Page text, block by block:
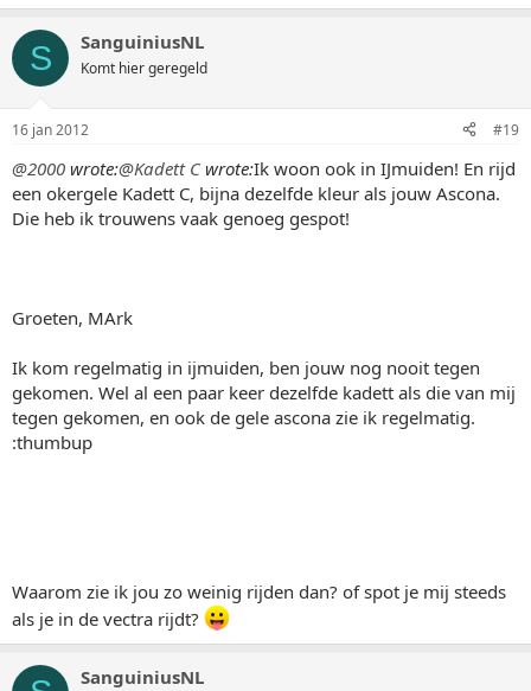
S SanguiniusNL
Komt hier geregeld
16 jan 2012 #19
@2000 wrote:@Kadett Cwrote:Ik woon ook in IJmuiden! En rijd
een okergele Kadett C, bijna dezelfde kleur als jouw Ascona.
Die heb ik trouwens vaak genoeg gespot!
Groeten, MArk
Ik kom regelmatig in ijmuiden, ben jouw nog nooit tegen
gekomen. Wel al een paar keer dezelfde kadett als die van mij
tegen gekomen, en ook de gele ascona zie ik regelmatig.
:thumbup
Waarom zie ik jou zo weinig rijden dan? of spot je mij steeds
als je in de vectra rijdt?
SanguiniusNL